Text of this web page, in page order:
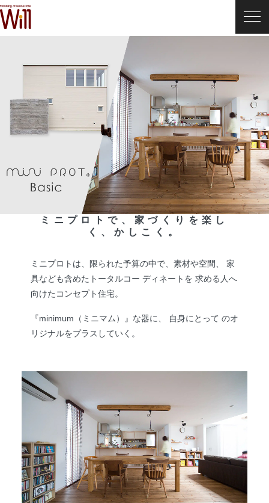
ミニプロトで、家づくりを楽し
く、かしこく。
ミニプロトは、限られた予算の中で、素材や空間、 家
具なども含めたトータルコー ディネートを 求める人へ
向けたコンセプト住宅。
『minimum（ミニマム）』な器に、 自身にとって のオ
リジナルをプラスしていく。